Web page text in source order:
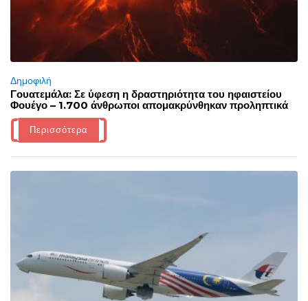
Δημοφιλή
Γουατεμάλα: Σε ύφεση η δραστηριότητα του ηφαιστείου
Φουέγο – 1.700 άνθρωποι απομακρύνθηκαν προληπτικά
Περισσότερα